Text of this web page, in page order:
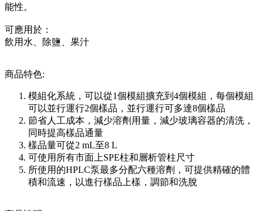
能性。
可應用於：
飲用水、除鹽、果汁
商品特色:
模組化系統，可以從1個模組擴充到4個模組，每個模組
可以並行運行2個樣品，並行運行可多達8個樣品
節省人工成本，減少溶劑用量，減少玻璃容器的清洗，
同時提高樣品通量
樣品量可從2 mL至8 L
可使用所有市面上SPE柱和層析管柱尺寸
所使用的HPLC泵最多分配六種溶劑，可提供精確的體
積和流速，以進行樣品上樣，調節和洗脫